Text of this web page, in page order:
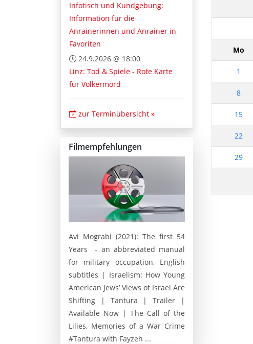
Infotisch und Kundgebung:
Information für die
Anrainerinnen und Anrainer in
Favoriten
24.9.2026 @ 18:00
Linz: Tod & Spiele - Rote Karte
für Völkermord
zur Terminübersicht »
Filmempfehlungen
Avi Mograbi (2021): The first 54
Years - an abbreviated manual
for military occupation, English
subtitles | Israelism: How Young
American Jews’ Views of Israel Are
Shifting | Tantura | Trailer |
Available Now | The Call of the
Lilies, Memories of a War Crime
#Tantura with Fayzeh ...
Mo
1
8
15
22
29